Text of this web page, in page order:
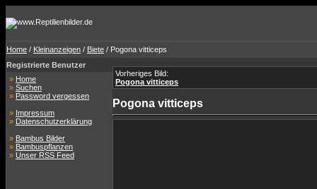
Home / Kleinanzeigen / Biete / Pogona vitticeps
Registrierte Benutzer
» Home
» Suchen
» Password vergessen
» Impressum
» Datenschutzerklärung
» Bambus Bilder
» Bambuspflanzen
» Unser RSS Feed
Vorheriges Bild:
Pogona vitticeps
Pogona vitticeps